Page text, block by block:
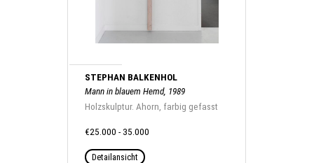
STEPHAN BALKENHOL
Mann in blauem Hemd, 1989
Holzskulptur. Ahorn, farbig gefasst
€25.000 - 35.000
Detailansicht